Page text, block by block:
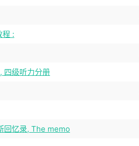
:
四级听力分册
回忆录, The memo